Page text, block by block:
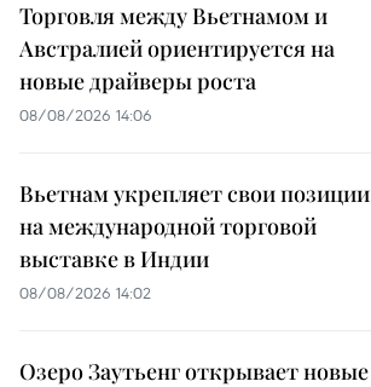
Торговля между Вьетнамом и
Австралией ориентируется на
новые драйверы роста
08/08/2026 14:06
Вьетнам укрепляет свои позиции
на международной торговой
выставке в Индии
08/08/2026 14:02
Озеро Заутьенг открывает новые